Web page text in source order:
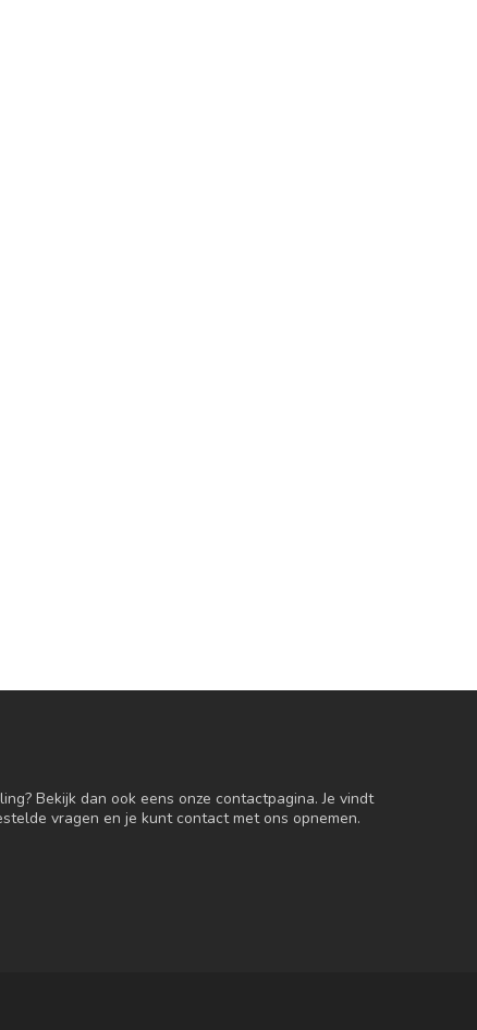
Bekijk dan ook eens onze contactpagina. Je vindt
vragen en je kunt contact met ons opnemen.